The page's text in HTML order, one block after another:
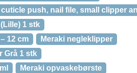
cuticle push, nail file, small clipper
1 stk
12 cm
Meraki negleklipper
Grå 1 stk
Meraki opvaskebørste